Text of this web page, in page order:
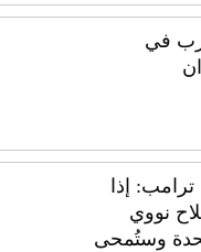
في
إذا
نووي
وستُمحى